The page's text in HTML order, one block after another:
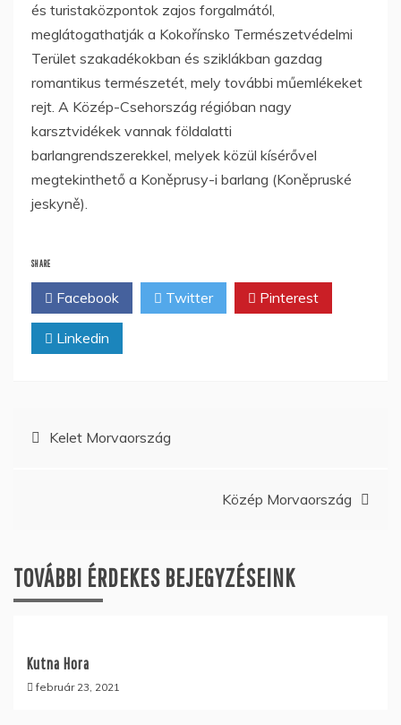
és turistaközpontok zajos forgalmától,
meglátogathatják a Kokořínsko Természetvédelmi
Terület szakadékokban és sziklákban gazdag
romantikus természetét, mely további műemlékeket
rejt. A Közép-Csehország régióban nagy
karsztvidékek vannak földalatti
barlangrendszerekkel, melyek közül kísérővel
megtekinthető a Koněprusy-i barlang (Koněpruské
jeskyně).
SHARE
Facebook Twitter Pinterest
Linkedin
Bejegyzés
Kelet Morvaország
Közép Morvaország
TOVÁBBI ÉRDEKES BEJEGYZÉSEINK
Kutna Hora
február 23, 2021